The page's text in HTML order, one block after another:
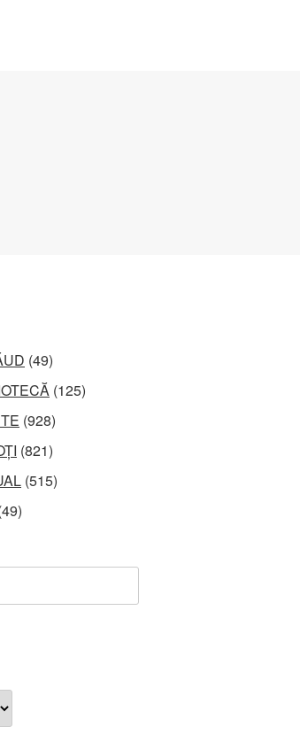
(49)
(125)
(928)
(821)
(515)